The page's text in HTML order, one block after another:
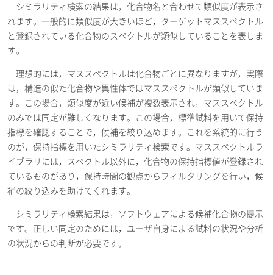
シミラリティ検索の結果は，化合物名と合わせて類似度が表示さ
れます。一般的に類似度が大きいほど，ターゲットマススペクトル
と登録されている化合物のスペクトルが類似していることを表しま
す。
理想的には，マススペクトルは化合物ごとに異なりますが，実際
は，構造の似た化合物や異性体ではマススペクトルが類似していま
す。この場合，類似度が近い候補が複数表示され，マススペクトル
のみでは同定が難しくなります。この場合，標準試料を用いて保持
指標を確認することで，候補を絞り込めます。これを系統的に行う
のが，保持指標を用いたシミラリティ検索です。マススペクトルラ
イブラリには，スペクトル以外に，化合物の保持指標値が登録され
ているものがあり，保持時間の観点からフィルタリングを行い，候
補の絞り込みを助けてくれます。
シミラリティ検索結果は，ソフトウェアによる候補化合物の提示
です。正しい同定のためには，ユーザ自身による試料の状況や分析
の状況からの判断が必要です。